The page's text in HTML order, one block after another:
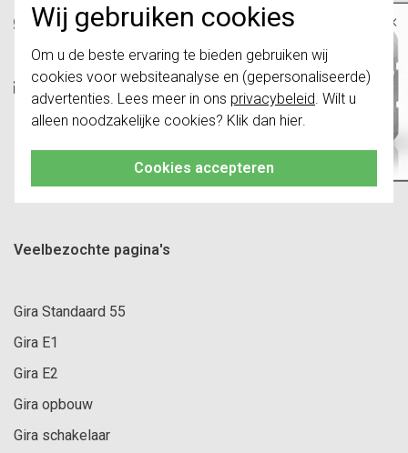
Wij gebruiken cookies
Om u de beste ervaring te bieden gebruiken wij
cookies voor websiteanalyse en (gepersonaliseerde)
advertenties. Lees meer in ons privacybeleid. Wilt u
alleen noodzakelijke cookies? Klik dan hier.
Cookies accepteren
WhatsApp:+31 6 12346428
Veelbezochte pagina's
Gira Standaard 55
Gira E1
Gira E2
Gira opbouw
Gira schakelaar
×
schakelwippen zijn vernieuwd. Ze zijn
niette combineren met de schakelaars
van vóór augustus 2024.
Klik hiervoor meer informatie, zodat je